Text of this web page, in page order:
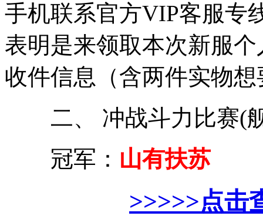
手机联系官方VIP客服专
表明是来领取本次新服
收件信息（含两件实物
二、 冲战斗力比赛(
冠军： 山有扶苏
>>>>>点击